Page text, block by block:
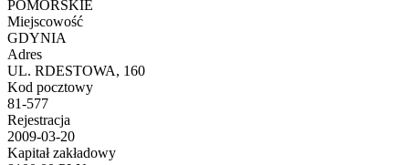
POMORSKIE
Miejscowość
GDYNIA
Adres
UL. RDESTOWA, 160
Kod pocztowy
81-577
Rejestracja
2009-03-20
Kapitał zakładowy